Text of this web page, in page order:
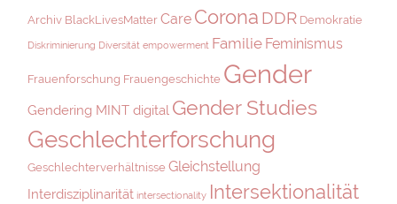
Archiv BlackLivesMatter Care Corona DDR Demokratie
Diskriminierung Diversität empowerment Familie Feminismus
Frauenforschung Frauengeschichte Gender
Gendering MINT digital Gender Studies
Geschlechterforschung
Geschlechterverhältnisse Gleichstellung
Interdisziplinarität intersectionality Intersektionalität